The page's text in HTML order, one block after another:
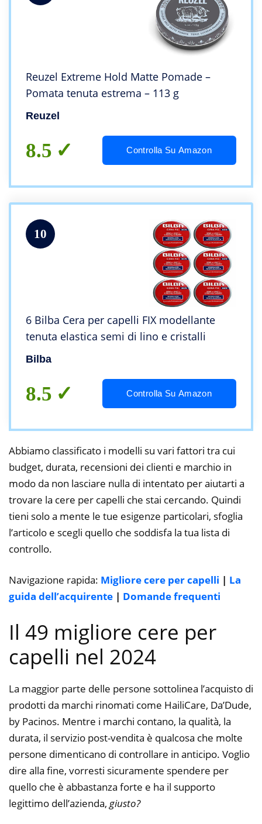
Reuzel Extreme Hold Matte Pomade –
Pomata tenuta estrema – 113 g
Reuzel
8.5 Controlla Su Amazon
10
6 Bilba Cera per capelli FIX modellante
tenuta elastica semi di lino e cristalli
Bilba
8.5 Controlla Su Amazon
Abbiamo classificato i modelli su vari fattori tra cui
budget, durata, recensioni dei clienti e marchio in
modo da non lasciare nulla di intentato per aiutarti a
trovare la cere per capelli che stai cercando. Quindi
tieni solo a mente le tue esigenze particolari, sfoglia
l’articolo e scegli quello che soddisfa la tua lista di
controllo.
Navigazione rapida: Migliore cere per capelli | La
guida dell’acquirente | Domande frequenti
Il 49 migliore cere per
capelli nel 2024
La maggior parte delle persone sottolinea l’acquisto di
prodotti da marchi rinomati come HailiCare, Da’Dude,
by Pacinos. Mentre i marchi contano, la qualità, la
durata, il servizio post-vendita è qualcosa che molte
persone dimenticano di controllare in anticipo. Voglio
dire alla fine, vorresti sicuramente spendere per
quello che è abbastanza forte e ha il supporto
legittimo dell’azienda, giusto?